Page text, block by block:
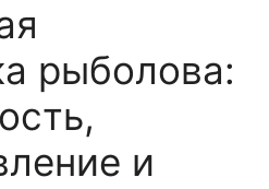
рыболова:
и